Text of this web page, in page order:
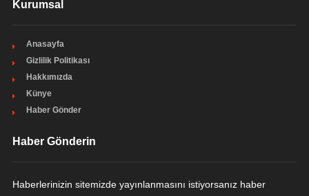
Kurumsal
Anasayfa
Gizlilik Politikası
Hakkımızda
Künye
Haber Gönder
Haber Gönderin
Haberlerinizin sitemizde yayınlanmasını istiyorsanız haber